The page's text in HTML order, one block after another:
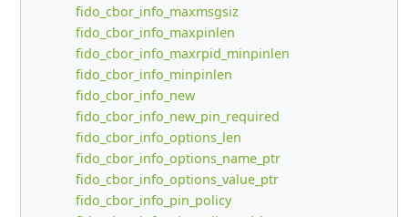
fido_cbor_info_maxmsgsiz
fido_cbor_info_maxpinlen
fido_cbor_info_maxrpid_minpinlen
fido_cbor_info_minpinlen
fido_cbor_info_new
fido_cbor_info_new_pin_required
fido_cbor_info_options_len
fido_cbor_info_options_name_ptr
fido_cbor_info_options_value_ptr
fido_cbor_info_pin_policy